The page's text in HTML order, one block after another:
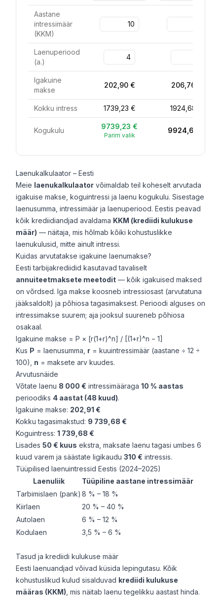
Aastane
intressimäär
(KKM)
Laenuperiood
(a.)
Igakuine
makse
202,90 € 206,76 €
Kokku intress 1739,23 € 1924,68 €
Kogukulu 9739,23 €
Parim valik
9924,68 €
Laenukalkulaator – Eesti
Meie laenukalkulaator võimaldab teil koheselt arvutada
igakuise makse, koguintressi ja laenu kogukulu. Sisestage
laenusumma, intressimäär ja laenuperiood. Eestis peavad
kõik krediidiandjad avaldama KKM (krediidi kulukuse
määr) — näitaja, mis hõlmab kõiki kohustuslikke
laenukulusid, mitte ainult intressi.
Kuidas arvutatakse igakuine laenumakse?
Eesti tarbijakrediidid kasutavad tavaliselt
annuiteetmaksete meetodit — kõik igakuised maksed
on võrdsed. Iga makse koosneb intressiosast (arvutatuna
jääksaldolt) ja põhiosa tagasimaksest. Perioodi alguses on
intressimakse suurem; aja jooksul suureneb põhiosa
osakaal.
Igakuine makse = P × [r(1+r)^n] / [(1+r)^n − 1]
Kus P = laenusumma, r = kuuintressimäär (aastane ÷ 12 ÷
100), n = maksete arv kuudes.
Arvutusnäide
Võtate laenu 8 000 € intressimääraga 10 % aastas
perioodiks 4 aastat (48 kuud).
Igakuine makse: 202,91 €
Kokku tagasimakstud: 9 739,68 €
Koguintress: 1 739,68 €
Lisades 50 € kuus ekstra, maksate laenu tagasi umbes 6
kuud varem ja säästate ligikaudu 310 € intressis.
Tüüpilised laenuintressid Eestis (2024–2025)
Laenuliik
Tüüpiline aastane intressimäär
Tarbimislaen (pank) 8 % – 18 %
Kiirlaen
20 % – 40 %
Autolaen
6 % – 12 %
Kodulaen
3,5 % – 6 %
Tasud ja krediidi kulukuse määr
Eesti laenuandjad võivad küsida lepingutasu. Kõik
kohustuslikud kulud sisalduvad krediidi kulukuse
määras (KKM) , mis näitab laenu tegelikku aastast hinda.